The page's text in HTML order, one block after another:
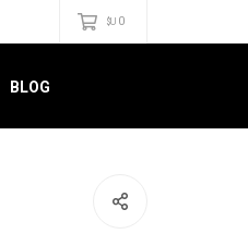
BLOG
$U 0